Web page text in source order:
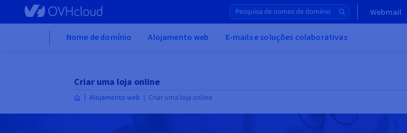
Skip to main content
Webmail
Nome de domínio Alojamento web E-mails e soluções colaborativas
Criar uma loja online
Alojamento web Criar uma loja online